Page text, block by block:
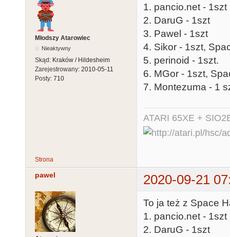
Młodszy Atarowiec
Nieaktywny
Skąd: Kraków / Hildesheim
Zarejestrowany: 2010-05-11
Posty: 710
1. pancio.net - 1szt
2. DaruG - 1szt
3. Pawel - 1szt
4. Sikor - 1szt,
5. perinoid - 1szt.
6. MGor - 1szt,
7. Montezuma - 1
ATARI 65XE +
Strona
pawel 2020-09-21
To ja też z Space
1. pancio.net - 1szt
2. DaruG - 1szt